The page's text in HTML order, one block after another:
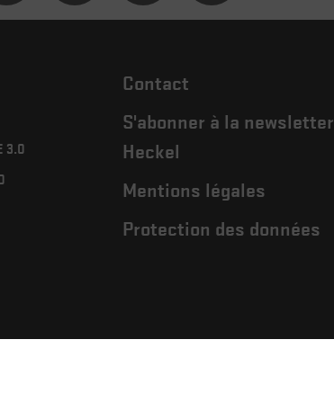
3.0
Contact
S'abonner à la newsletter
Heckel
Mentions légales
Protection des données